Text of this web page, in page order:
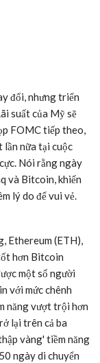
đổi, nhưng triển
suất của Mỹ sẽ
FOMC tiếp theo,
lần nữa tại cuộc
Nói rằng ngày
và Bitcoin, khiến
lý do để vui vẻ.
Ethereum (ETH),
hơn Bitcoin
một số người
với mức chênh
năng vượt trội hơn
lại trên cả ba
vàng' tiềm năng
ngày di chuyển